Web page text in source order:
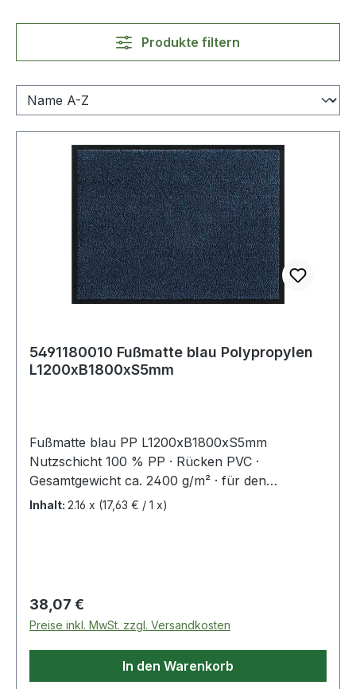
Produkte filtern
5491180010 Fußmatte blau Polypropylen
L1200xB1800xS5mm
Fußmatte blau PP L1200xB1800xS5mm
Nutzschicht 100 % PP · Rücken PVC ·
Gesamtgewicht ca. 2400 g/m² · für den
Innenbereich Weitere technische Eigenschaften: ·
Inhalt: 2.16 x (17,63 € / 1 x)
Regulärer Preis:
38,07 €
Preise inkl. MwSt. zzgl. Versandkosten
In den Warenkorb